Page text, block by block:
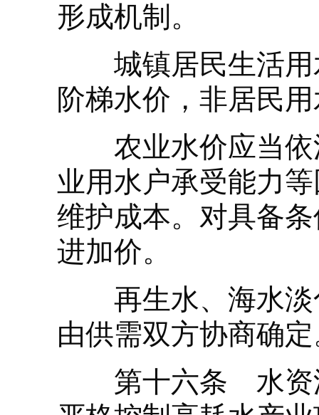
形成机制。
城镇居民生活用
阶梯水价，非居民
农业水价应当依
业用水户承受能力
维护成本。对具备
进加价。
再生水、海水淡
由供需双方协商确
第十六条 水资源